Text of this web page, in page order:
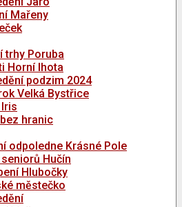
Mařeny
trhy Poruba
Horní lhota
podzim 2024
Velká Bystřice
hranic
odpoledne Krásné Pole
Hučín
Hlubočky
městečko